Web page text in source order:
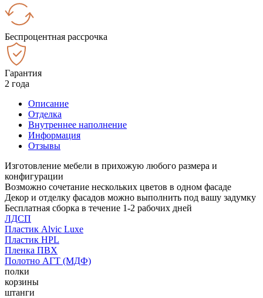
Беспроцентная рассрочка
Гарантия
2 года
Описание
Отделка
Внутреннее наполнение
Информация
Отзывы
Изготовление мебели в прихожую любого размера и
конфигурации
Возможно сочетание нескольких цветов в одном фасаде
Декор и отделку фасадов можно выполнить под вашу задумку
Бесплатная сборка в течение 1-2 рабочих дней
ЛДСП
Пластик Alvic Luxe
Пластик HPL
Пленка ПВХ
Полотно АГТ (МДФ)
полки
корзины
штанги